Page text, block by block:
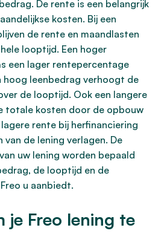
De rente is een belangrijk
kosten. Bij een
de rente en maandlasten
looptijd. Een hoger
een lager rentepercentage
hoog leenbedrag verhoogt de
de looptijd. Ook een langere
totale kosten door de opbouw
rente bij herfinanciering
de lening verlagen. De
uw lening worden bepaald
de looptijd en de
u aanbiedt.
je Freo lening te